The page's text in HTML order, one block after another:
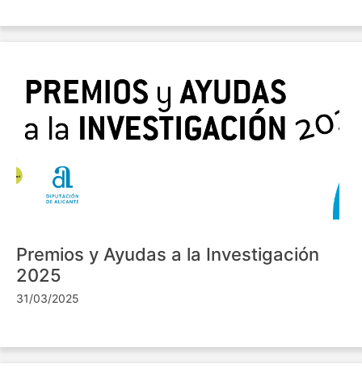
Premios y Ayudas a la Investigación
2025
31/03/2025